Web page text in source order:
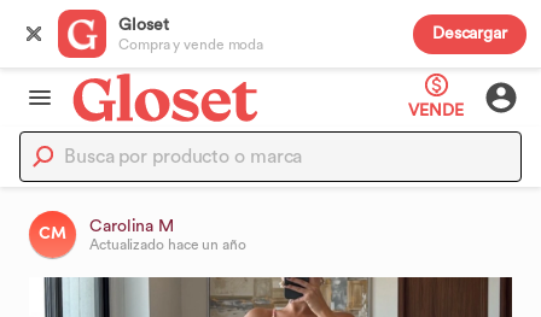
Gloset
Compra y vende moda
Descargar
VENDE
CM Carolina M
Actualizado hace un año